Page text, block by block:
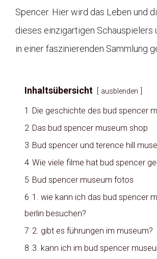
Spencer. Hier wird das Leben und
dieses einzigartigen Schauspielers
in einer faszinierenden Sammlung
Inhaltsübersicht ausblenden
1
Die geschichte des bud spencer
2 Das bud spencer museum shop
3 Bud spencer und terence hill
4 Wie viele filme hat bud spencer
5 Bud spencer museum fotos
6 1. wie kann ich das bud spencer
berlin besuchen?
7 2. gibt es führungen im museum?
8 3. kann ich im bud spencer